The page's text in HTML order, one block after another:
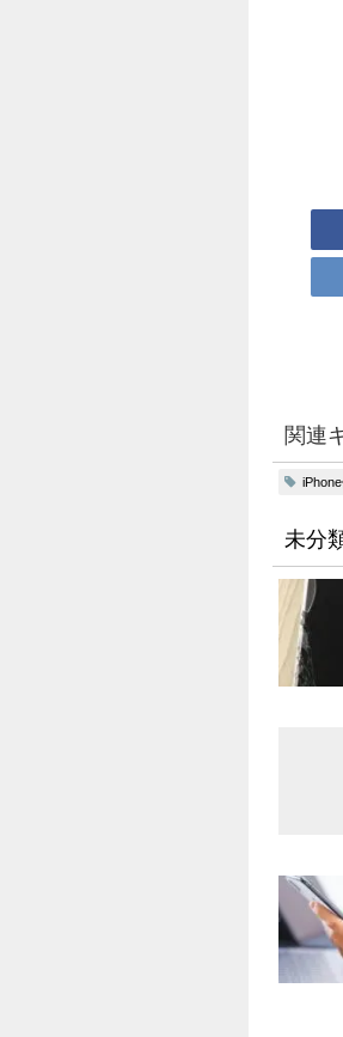
関連
未分